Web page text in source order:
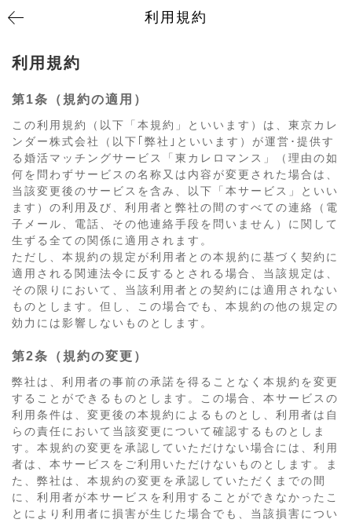
利用規約
利用規約
第1条（規約の適用）
この利用規約（以下「本規約」といいます）は、東京カレ
ンダー株式会社（以下｢弊社｣といいます）が運営･提供す
る婚活マッチングサービス「東カレロマンス」（理由の如
何を問わずサービスの名称又は内容が変更された場合は、
当該変更後のサービスを含み、以下「本サービス」といい
ます）の利用及び、利用者と弊社の間のすべての連絡（電
子メール、電話、その他連絡手段を問いません）に関して
生ずる全ての関係に適用されます。
ただし、本規約の規定が利用者との本規約に基づく契約に
適用される関連法令に反するとされる場合、当該規定は、
その限りにおいて、当該利用者との契約には適用されない
ものとします。但し、この場合でも、本規約の他の規定の
効力には影響しないものとします。
第2条（規約の変更）
弊社は、利用者の事前の承諾を得ることなく本規約を変更
することができるものとします。この場合、本サービスの
利用条件は、変更後の本規約によるものとし、利用者は自
らの責任において当該変更について確認するものとしま
す。本規約の変更を承認していただけない場合には、利用
者は、本サービスをご利用いただけないものとします。ま
た、弊社は、本規約の変更を承認していただくまでの間
に、利用者が本サービスを利用することができなかったこ
とにより利用者に損害が生じた場合でも、当該損害につい